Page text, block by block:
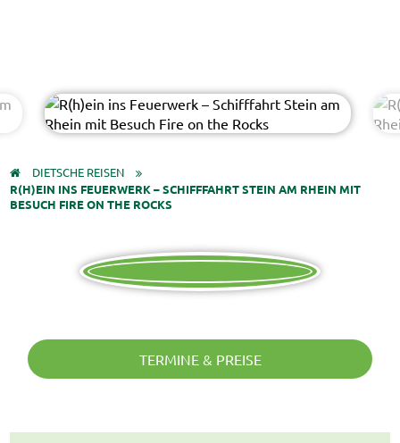
DIETSCHE REISEN
R(H)EIN INS FEUERWERK – SCHIFFFAHRT STEIN AM RHEIN MIT
BESUCH FIRE ON THE ROCKS
TERMINE & PREISE